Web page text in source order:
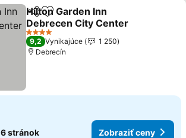
ZdieľaťPridať do obľúbených
Hilton Garden Inn
Debrecen City Center
4 Počet hviezdičiek
9,2 Vynikajúce
1 250
Debrecín
6 stránok Zobraziť ceny